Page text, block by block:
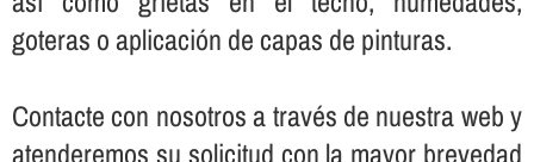
goteras o aplicación de capas de pinturas.
Contacte con nosotros a través de nuestra web y
atenderemos su solicitud con la mayor brevedad